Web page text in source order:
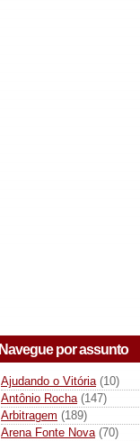
Navegue por assunto
Ajudando o Vitória (10)
Antônio Rocha (147)
Arbitragem (189)
Arena Fonte Nova (70)